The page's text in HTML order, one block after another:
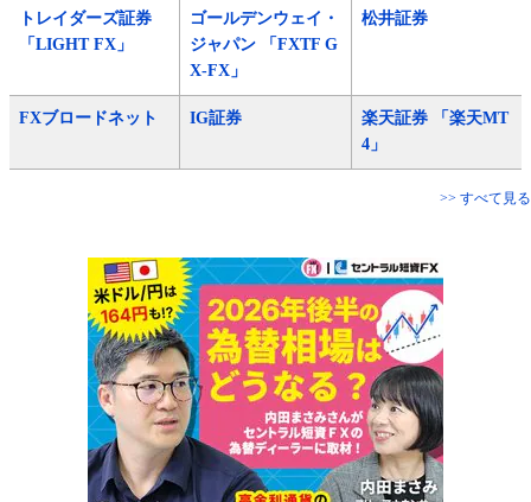
トレイダーズ証券
「LIGHT FX」
ゴールデンウェイ・
ジャパン 「FXTF G
X-FX」
松井証券
FXブロードネット IG証券
楽天証券 「楽天MT
4」
>> すべて見る